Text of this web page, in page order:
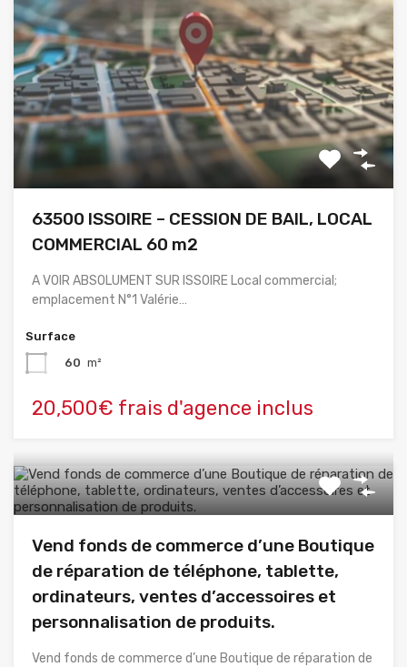
63500 ISSOIRE – CESSION DE BAIL, LOCAL
COMMERCIAL 60 m2
A VOIR ABSOLUMENT SUR ISSOIRE Local commercial;
emplacement N°1 Valérie…
Surface
60 m²
20,500€ frais d'agence inclus
Vend fonds de commerce d’une Boutique
de réparation de téléphone, tablette,
ordinateurs, ventes d’accessoires et
personnalisation de produits.
Vend fonds de commerce d’une Boutique de réparation de